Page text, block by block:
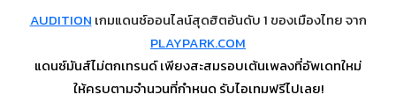
AUDITION เกมแดนซ์ออนไลน์สุดฮิตอันดับ 1 ของเมืองไทย จาก
PLAYPARK.COM
แดนซ์มันส์ไม่ตกเทรนด์ เพียงสะสมรอบเต้นเพลงที่อัพเดทใหม่
ให้ครบตามจำนวนที่กำหนด รับไอเทมฟรีไปเลย!